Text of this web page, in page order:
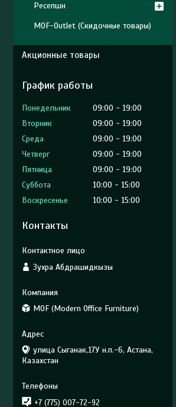
Ресепшн
MOF-Outlet (Скидочные товары)
Акционные товары
График работы
Понедельник 09:00
19:00
Вторник
09:00
19:00
Среда
09:00
19:00
Четверг
09:00
19:00
Пятница
09:00
19:00
Суббота
10:00
15:00
Воскресенье
10:00 15:00
Контакты
Зухра Абдрашидкызы
MOF (Modern Office Furniture)
улица Сыганак,17У н.п.-6, Астана,
Казахстан
+7 (775) 007-72-92